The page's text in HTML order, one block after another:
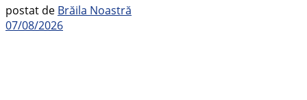
postat de Brăila Noastră
07/08/2026